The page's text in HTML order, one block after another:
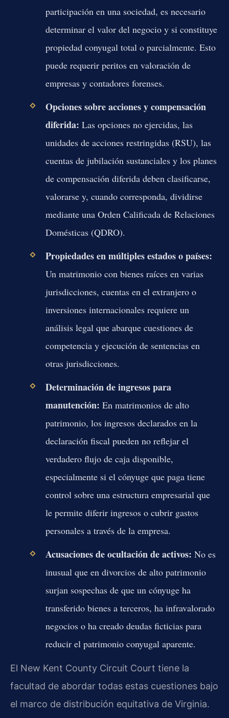
participación en una sociedad, es necesario
determinar el valor del negocio y si constituye
propiedad conyugal total o parcialmente. Esto
puede requerir peritos en valoración de
empresas y contadores forenses.
Opciones sobre acciones y compensación
diferida: Las opciones no ejercidas, las
unidades de acciones restringidas (RSU), las
cuentas de jubilación sustanciales y los planes
de compensación diferida deben clasificarse,
valorarse y, cuando corresponda, dividirse
mediante una Orden Calificada de Relaciones
Domésticas (QDRO).
Propiedades en múltiples estados o países:
Un matrimonio con bienes raíces en varias
jurisdicciones, cuentas en el extranjero o
inversiones internacionales requiere un
análisis legal que abarque cuestiones de
competencia y ejecución de sentencias en
otras jurisdicciones.
Determinación de ingresos para
manutención: En matrimonios de alto
patrimonio, los ingresos declarados en la
declaración fiscal pueden no reflejar el
verdadero flujo de caja disponible,
especialmente si el cónyuge que paga tiene
control sobre una estructura empresarial que
le permite diferir ingresos o cubrir gastos
personales a través de la empresa.
Acusaciones de ocultación de activos: No es
inusual que en divorcios de alto patrimonio
surjan sospechas de que un cónyuge ha
transferido bienes a terceros, ha infravalorado
negocios o ha creado deudas ficticias para
reducir el patrimonio conyugal aparente.
El New Kent County Circuit Court tiene la
facultad de abordar todas estas cuestiones bajo
el marco de distribución equitativa de Virginia.